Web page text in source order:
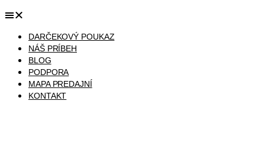
DARČEKOVÝ POUKAZ
NÁŠ PRÍBEH
BLOG
PODPORA
MAPA PREDAJNÍ
KONTAKT